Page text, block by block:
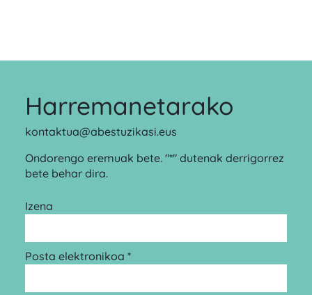
Harremanetarako
kontaktua@abestuzikasi.eus
Ondorengo eremuak bete. "*" dutenak derrigorrez
bete behar dira.
Izena
Posta elektronikoa *